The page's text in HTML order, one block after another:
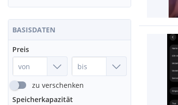
BASISDATEN
Preis
zu verschenken
Speicherkapazität